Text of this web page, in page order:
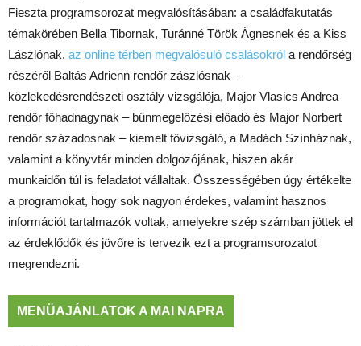
Fieszta programsorozat megvalósításában: a családfakutatás
témakörében Bella Tibornak, Turánné Török Ágnesnek és a Kiss
Lászlónak, az online térben megvalósuló csalásokról a rendőrség
részéről Baltás Adrienn rendőr zászlósnak –
közlekedésrendészeti osztály vizsgálója, Major Vlasics Andrea
rendőr főhadnagynak – bűnmegelőzési előadó és Major Norbert
rendőr századosnak – kiemelt fővizsgáló, a Madách Színháznak,
valamint a könyvtár minden dolgozójának, hiszen akár
munkaidőn túl is feladatot vállaltak. Összességében úgy értékelte
a programokat, hogy sok nagyon érdekes, valamint hasznos
információt tartalmazók voltak, amelyekre szép számban jöttek el
az érdeklődők és jövőre is tervezik ezt a programsorozatot
megrendezni.
MENÜAJÁNLATOK A MAI NAPRA